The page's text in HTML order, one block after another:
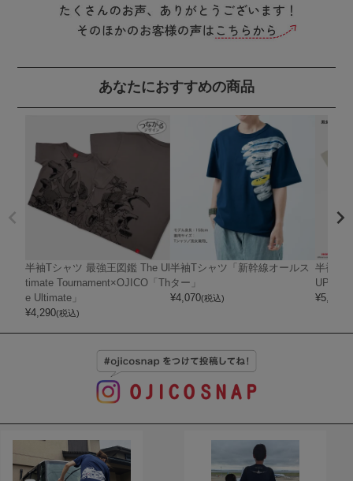
あなたにおすすめの商品
半袖Tシャツ 最強王図鑑 The Ul
timate Tournament×OJICO「Th
e Ultimate」
¥4,290(税込)
半袖Tシャツ「新幹線オールス
ター」
¥4,070(税込)
半袖T
UPER
¥5,720